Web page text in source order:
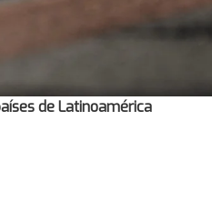
de Latinoamérica